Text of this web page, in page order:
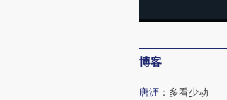
博客
唐涯 ： 多看少动